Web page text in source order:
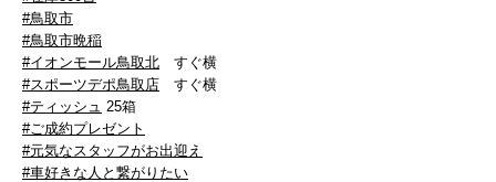
#鳥取市
#鳥取市晩稲
#イオンモール鳥取北 すぐ横
#スポーツデポ鳥取店 すぐ横
#ティッシュ 25箱
#ご成約プレゼント
#元気なスタッフがお出迎え
#車好きな人と繋がりたい